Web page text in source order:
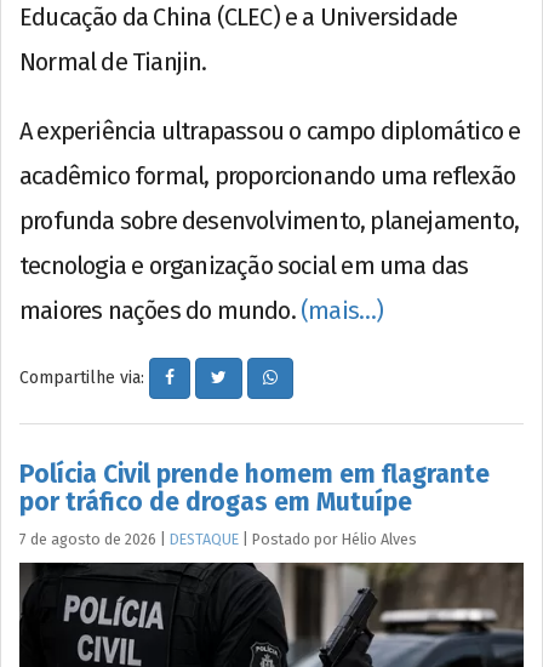
Educação da China (CLEC) e a Universidade
Normal de Tianjin.
A experiência ultrapassou o campo diplomático e
acadêmico formal, proporcionando uma reflexão
profunda sobre desenvolvimento, planejamento,
tecnologia e organização social em uma das
maiores nações do mundo. (mais…)
Compartilhe via:
Polícia Civil prende homem em flagrante
por tráfico de drogas em Mutuípe
7 de agosto de 2026 DESTAQUE Postado por Hélio Alves